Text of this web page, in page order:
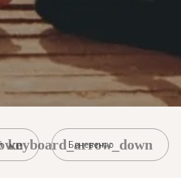
Беневенто
keyboard_arrow_down